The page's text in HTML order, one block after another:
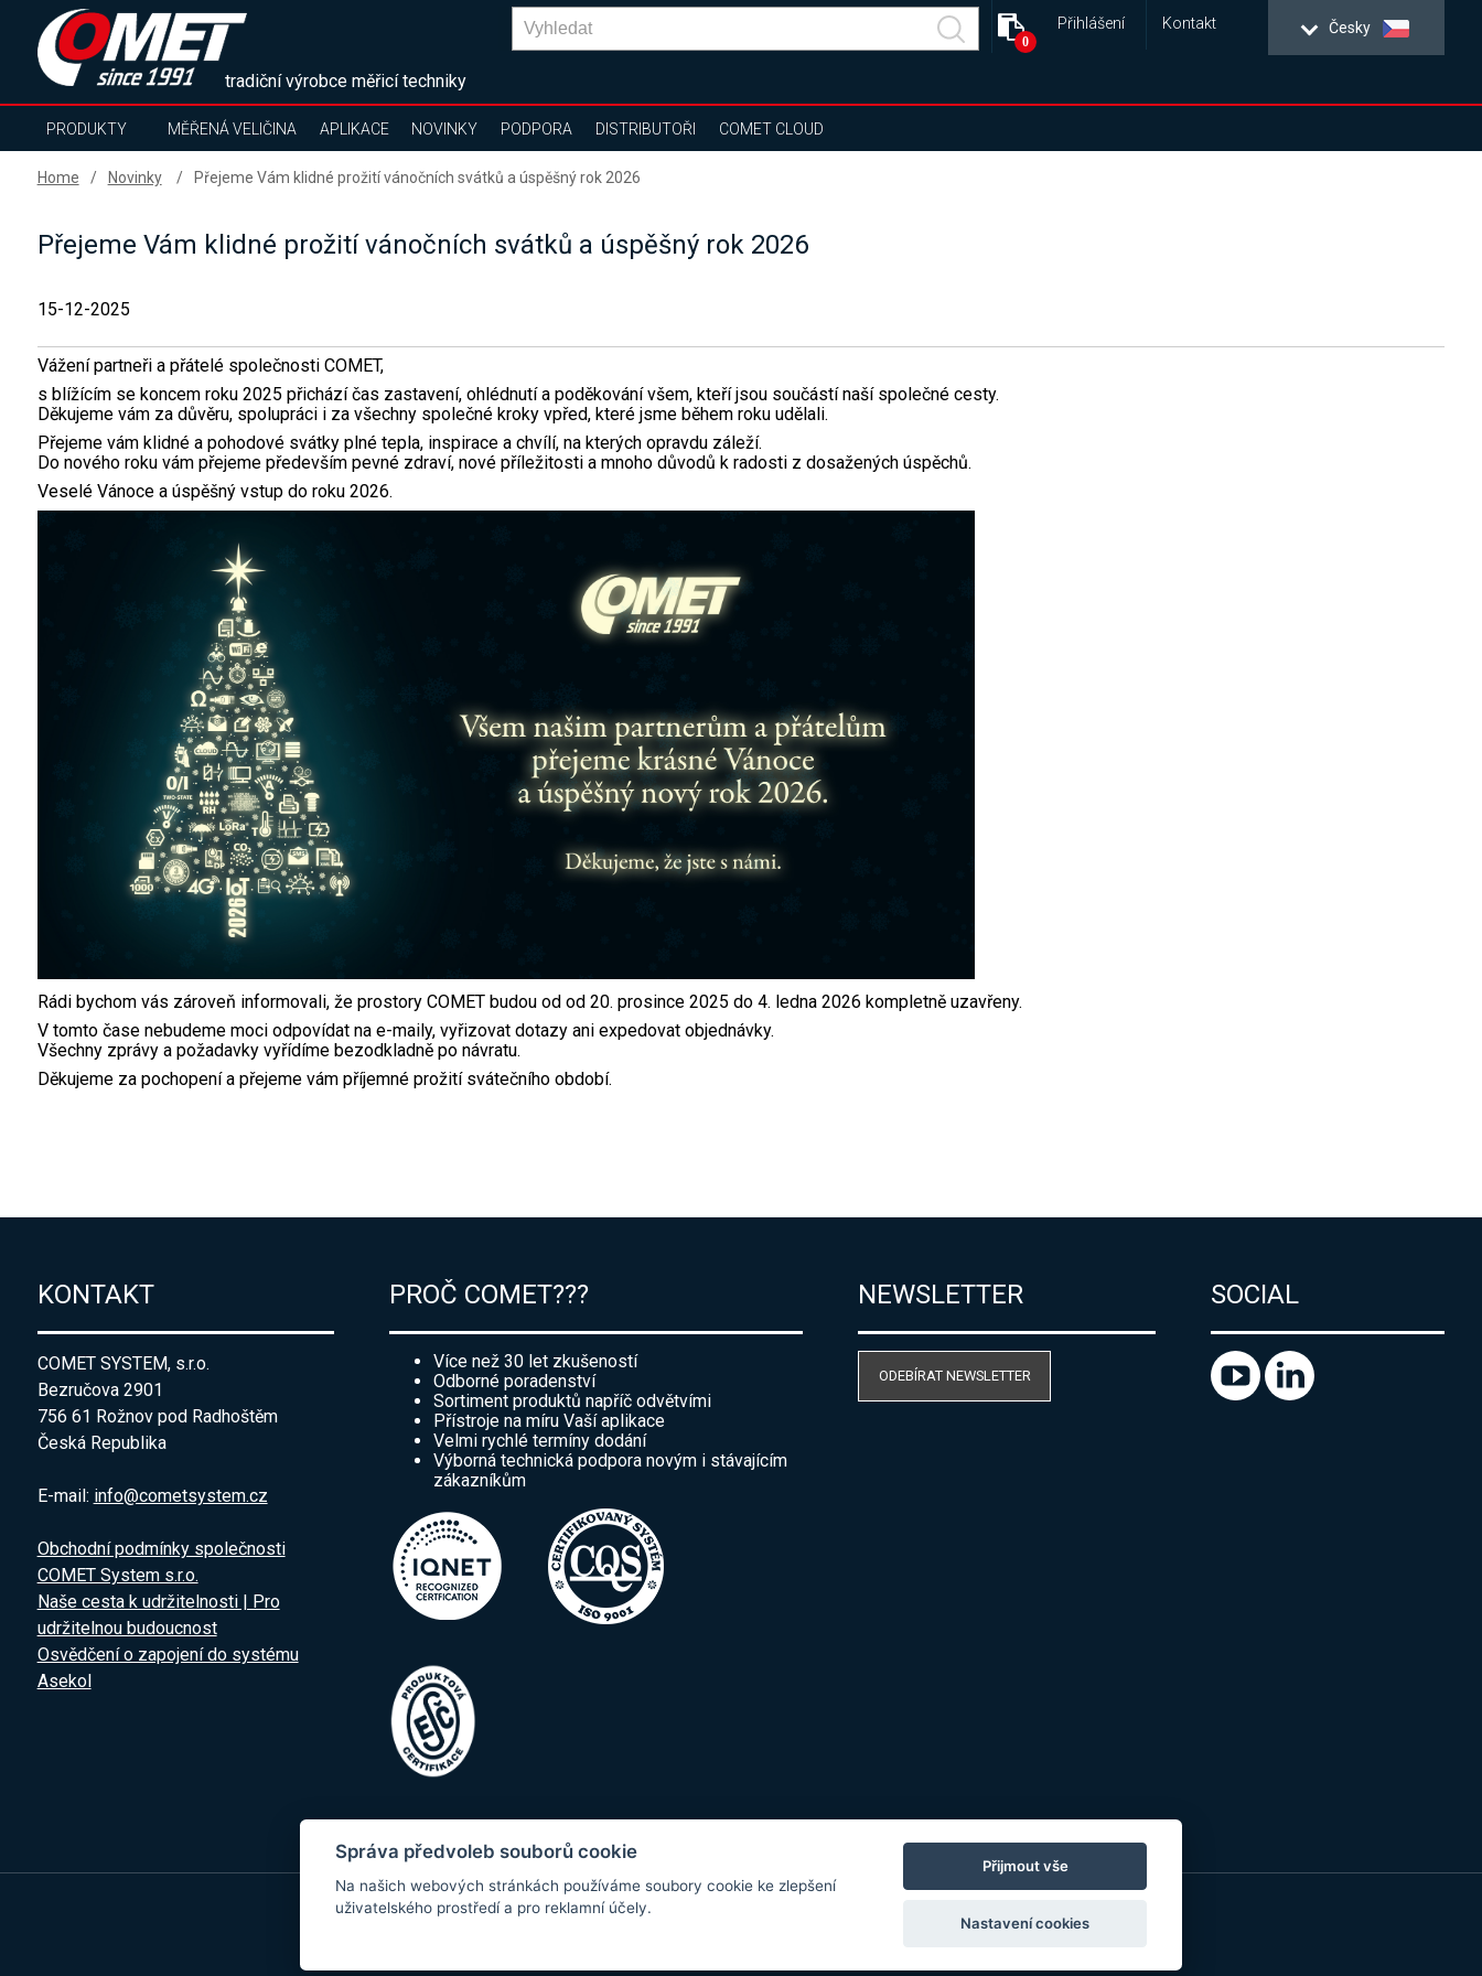
tradiční výrobce měřicí techniky
Česky
Přihlášení Kontakt
0
PRODUKTY MĚŘENÁ VELIČINA APLIKACE NOVINKY PODPORA DISTRIBUTOŘI COMET CLOUD
Home Novinky Přejeme Vám klidné prožití vánočních svátků a úspěšný rok 2026
Přejeme Vám klidné prožití vánočních svátků a úspěšný rok 2026
15-12-2025
Vážení partneři a přátelé společnosti COMET,
s blížícím se koncem roku 2025 přichází čas zastavení, ohlédnutí a poděkování všem, kteří jsou součástí naší společné cesty.
Děkujeme vám za důvěru, spolupráci i za všechny společné kroky vpřed, které jsme během roku udělali.
Přejeme vám klidné a pohodové svátky plné tepla, inspirace a chvílí, na kterých opravdu záleží.
Do nového roku vám přejeme především pevné zdraví, nové příležitosti a mnoho důvodů k radosti z dosažených úspěchů.
Veselé Vánoce a úspěšný vstup do roku 2026.
Rádi bychom vás zároveň informovali, že prostory COMET budou od od 20. prosince 2025 do 4. ledna 2026 kompletně uzavřeny.
V tomto čase nebudeme moci odpovídat na e-maily, vyřizovat dotazy ani expedovat objednávky.
Všechny zprávy a požadavky vyřídíme bezodkladně po návratu.
Děkujeme za pochopení a přejeme vám příjemné prožití svátečního období.
KONTAKT
COMET SYSTEM, s.r.o.
Bezručova 2901
756 61 Rožnov pod Radhoštěm
Česká Republika
E-mail: info@cometsystem.cz
Obchodní podmínky společnosti
COMET System s.r.o.
Naše cesta k udržitelnosti | Pro
udržitelnou budoucnost
Osvědčení o zapojení do systému
Asekol
PROČ COMET???
Více než 30 let zkušeností
Odborné poradenství
Sortiment produktů napříč odvětvími
Přístroje na míru Vaší aplikace
Velmi rychlé termíny dodání
Výborná technická podpora novým i stávajícím
zákazníkům
NEWSLETTER
ODEBÍRAT NEWSLETTER
SOCIAL
Spaneco
Správa předvoleb souborů cookie
Na našich webových stránkách používáme soubory cookie ke zlepšení
uživatelského prostředí a pro reklamní účely.
Přijmout vše
Nastavení cookies